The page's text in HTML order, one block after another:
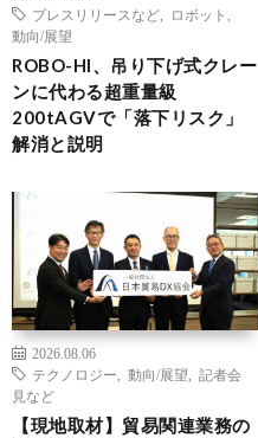
プレスリリースなど
ロボット
動向/展望
ROBO-HI、吊り下げ式クレー
ンに代わる超重量級
200tAGVで「落下リスク」
解消と説明
2026.08.06
テクノロジー
動向/展望
記者会
見など
【現地取材】貿易関連業務の